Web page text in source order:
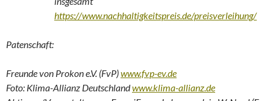
https://www.nachhaltigkeitspreis.de/preisverleihung/
Patenschaft:
Freunde von Prokon e.V. (FvP)www.fvp-ev.de
Foto: Klima-Allianz Deutschlandwww.klima-allianz.de